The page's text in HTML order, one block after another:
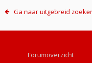
Ga naar uitgebreid
Forumoverzicht